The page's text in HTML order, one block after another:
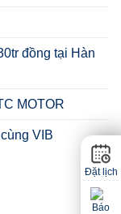
đồng tại Hàn
MOTOR
VIB
Đặt lịch